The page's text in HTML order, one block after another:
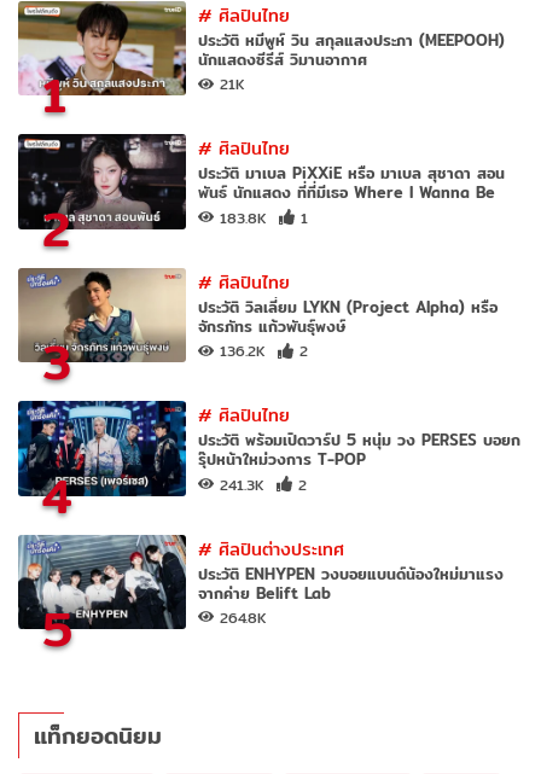
1
#ศิลปินไทย
ประวัติ หมีพูห์ วิน สกุลแสงประภา (MEEPOOH)
นักแสดงซีรีส์ วิมานอากาศ
21K
2
#ศิลปินไทย
ประวัติ มาเบล PiXXiE หรือ มาเบล สุชาดา สอน
พันธ์ นักแสดง ที่ที่มีเธอ Where I Wanna Be
183.8K 1
3
#ศิลปินไทย
ประวัติ วิลเลี่ยม LYKN (Project Alpha) หรือ
จักรภัทร แก้วพันธุ์พงษ์
136.2K 2
4
#ศิลปินไทย
ประวัติ พร้อมเปิดวาร์ป 5 หนุ่ม วง PERSES บอยก
รุ๊ปหน้าใหม่วงการ T-POP
241.3K 2
5
#ศิลปินต่างประเทศ
ประวัติ ENHYPEN วงบอยแบนด์น้องใหม่มาแรง
จากค่าย Belift Lab
264.8K
แท็กยอดนิยม